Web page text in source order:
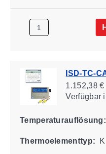
ISD-TC-
1.152,38 €
Verfügbar
Temperaturauflösung:
Thermoelementtyp: K